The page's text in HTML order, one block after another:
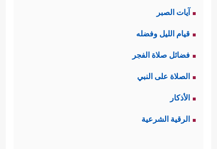
آيات الصبر
قيام الليل وفضله
فضائل صلاة الفجر
الصلاة على النبي
الأذكار
الرقية الشرعية